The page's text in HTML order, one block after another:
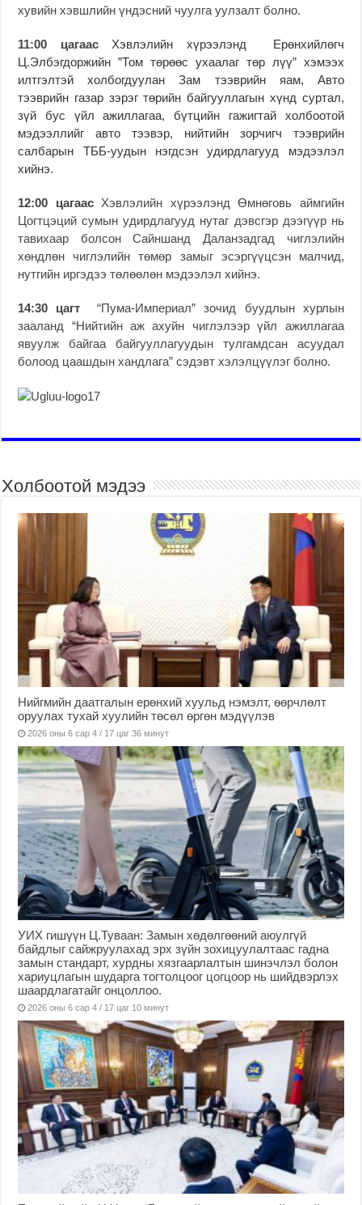
хувийн хэвшлийн үндэсний чуулга уулзалт болно.
11:00 цагаасХэвлэлийн хүрээлэнд Ерөнхийлөгч
Ц.Элбэгдоржийн ”Том төрөөс ухаалаг төр лүү” хэмээх
илтгэлтэй холбогдуулан Зам тээврийн яам, Авто
тээврийн газар зэрэг төрийн байгууллагын хүнд суртал,
зүй бус үйл ажиллагаа, бүтцийн гажигтай холбоотой
мэдээллийг авто тээвэр, нийтийн зорчигч тээврийн
салбарын ТББ-уудын нэгдсэн удирдлагууд мэдээлэл
хийнэ.
12:00 цагаасХэвлэлийн хүрээлэнд Өмнөговь аймгийн
Цогтцэций сумын удирдлагууд нутаг дэвсгэр дээгүүр нь
тавихаар болсон Сайншанд Даланзадгад чиглэлийн
хөндлөн чиглэлийн төмөр замыг эсэргүүцсэн малчид,
нутгийн иргэдээ төлөөлөн мэдээлэл хийнэ.
14:30 цагт “Пума-Империал” зочид буудлын хурлын
зааланд “Нийтийн аж ахуйн чиглэлээр үйл ажиллагаа
явуулж байгаа байгууллагуудын тулгамдсан асуудал
болоод цаашдын хандлага” сэдэвт хэлэлцүүлэг болно.
Холбоотой мэдээ
Нийгмийн даатгалын ерөнхий хуульд нэмэлт, өөрчлөлт
оруулах тухай хуулийн төсөл өргөн мэдүүлэв
2026 оны 6 сар 4 / 17 цаг 36 минут
УИХ гишүүн Ц.Туваан: Замын хөдөлгөөний аюулгүй
байдлыг сайжруулахад эрх зүйн зохицуулалтаас гадна
замын стандарт, хурдны хязгаарлалтын шинэчлэл болон
хариуцлагын шударга тогтолцоог цогцоор нь шийдвэрлэх
шаардлагатайг онцоллоо.
2026 оны 6 сар 4 / 17 цаг 10 минут